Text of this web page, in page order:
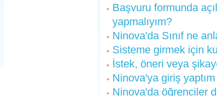
Başvuru formunda
yapmalıyım?
Ninova'da Sınıf ne
Sisteme girmek için
İstek, öneri veya
Ninova'ya giriş
Ninova'da öğrenciler